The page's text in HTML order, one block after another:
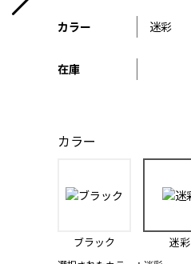
カラー 迷彩
在庫
カラー
ブラック 迷彩